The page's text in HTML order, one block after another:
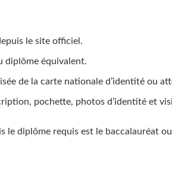
le site officiel.
diplôme équivalent.
de la carte nationale d’identité ou
pochette, photos d’identité et
le diplôme requis est le baccalauréat